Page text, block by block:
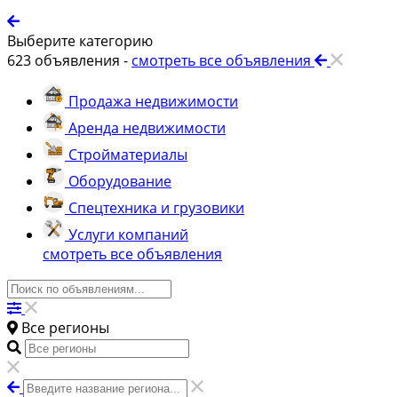
Выберите категорию
623 объявления - смотреть все объявления
Продажа недвижимости
Аренда недвижимости
Стройматериалы
Оборудование
Спецтехника и грузовики
Услуги компаний
смотреть все объявления
Все регионы